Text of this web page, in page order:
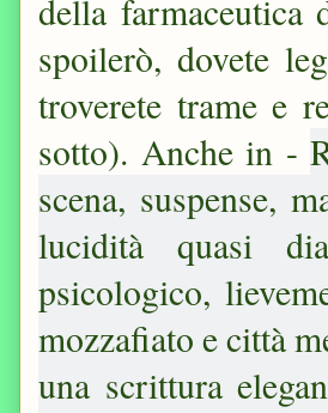
della
spoilerò, dovete
troverete trame e
sotto). Anche in -
scena, suspense,
lucidità quasi
psicologico,
mozzafiato e città
una scrittura